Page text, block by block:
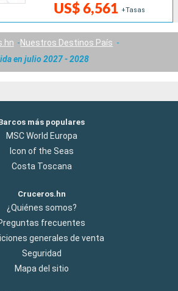
US$ 6,561 +Tasas
Nuestros Destinos País
en julio 2027 - 2028
más populares
MSC World Europa
Icon of the Seas
Costa Toscana
Cruceros.hn
¿Quiénes somos?
frecuentes
generales de venta
Seguridad
Mapa del sitio